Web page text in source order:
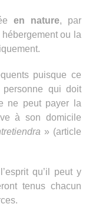
en nature, par
ou la
puisque ce
qui doit
ne peut payer la
à son domicile
» (article
qu’il peut y
tenus chacun